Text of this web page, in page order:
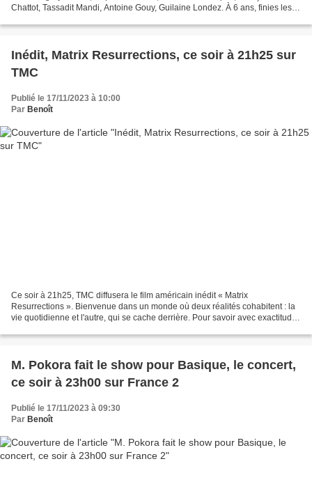
Chattot, Tassadit Mandi, Antoine Gouy, Guilaine Londez. À 6 ans, finies les
Inédit, Matrix Resurrections, ce soir à 21h25 sur
TMC
Publié le 17/11/2023 à 10:00
Par Benoît
Ce soir à 21h25, TMC diffusera le film américain inédit « Matrix
Resurrections ». Bienvenue dans un monde où deux réalités cohabitent : la
vie quotidienne et l'autre, qui se cache derrière. Pour savoir avec exactitude
M. Pokora fait le show pour Basique, le concert,
ce soir à 23h00 sur France 2
Publié le 17/11/2023 à 09:30
Par Benoît